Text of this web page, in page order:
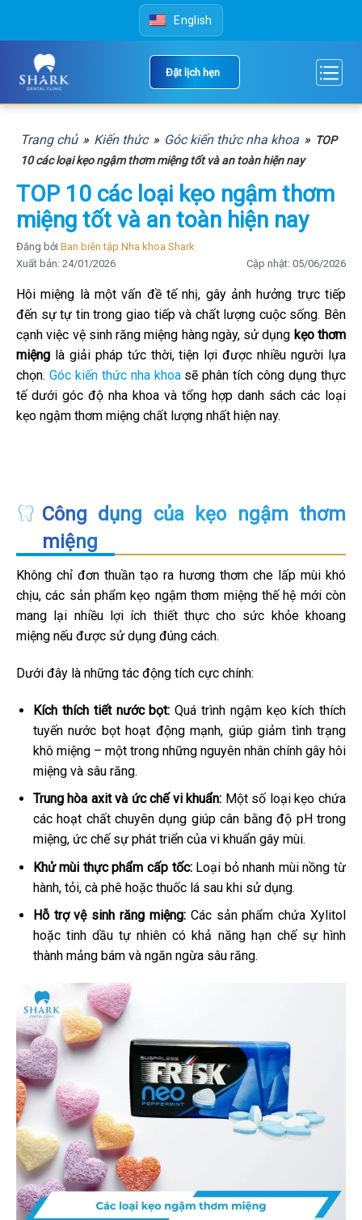
content
English
Đặt lịch hẹn
Trang chủ » Kiến thức » Góc kiến thức nha khoa » TOP
10 các loại kẹo ngậm thơm miệng tốt và an toàn hiện nay
TOP 10 các loại kẹo ngậm thơm
miệng tốt và an toàn hiện nay
Đăng bởi Ban biên tập Nha khoa Shark
Xuất bản: 24/01/2026
Cập nhật: 05/06/2026
Hôi miệng là một vấn đề tế nhị, gây ảnh hưởng trực tiếp
đến sự tự tin trong giao tiếp và chất lượng cuộc sống. Bên
cạnh việc vệ sinh răng miệng hàng ngày, sử dụng kẹo thơm
miệng là giải pháp tức thời, tiện lợi được nhiều người lựa
chọn. Góc kiến thức nha khoasẽ phân tích công dụng thực
tế dưới góc độ nha khoa và tổng hợp danh sách các loại
kẹo ngậm thơm miệng chất lượng nhất hiện nay.
Công dụng của kẹo ngậm thơm
miệng
Không chỉ đơn thuần tạo ra hương thơm che lấp mùi khó
chịu, các sản phẩm kẹo ngậm thơm miệng thế hệ mới còn
mang lại nhiều lợi ích thiết thực cho sức khỏe khoang
miệng nếu được sử dụng đúng cách.
Dưới đây là những tác động tích cực chính:
Kích thích tiết nước bọt: Quá trình ngậm kẹo kích thích
tuyến nước bọt hoạt động mạnh, giúp giảm tình trạng
khô miệng – một trong những nguyên nhân chính gây hôi
miệng và sâu răng.
Trung hòa axit và ức chế vi khuẩn: Một số loại kẹo chứa
các hoạt chất chuyên dụng giúp cân bằng độ pH trong
miệng, ức chế sự phát triển của vi khuẩn gây mùi.
Khử mùi thực phẩm cấp tốc:Loại bỏ nhanh mùi nồng từ
hành, tỏi, cà phê hoặc thuốc lá sau khi sử dụng.
Hỗ trợ vệ sinh răng miệng:Các sản phẩm chứa Xylitol
hoặc tinh dầu tự nhiên có khả năng hạn chế sự hình
thành mảng bám và ngăn ngừa sâu răng.